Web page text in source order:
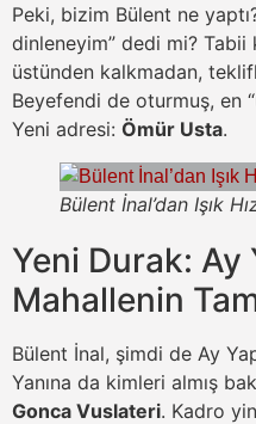
Peki, bizim Bülent ne
dinleneyim” dedi mi? Tabii
üstünden kalkmadan,
Beyefendi de oturmuş, en
Yeni adresi: Ömür Usta.
Bülent İnal’dan Işık
Yeni Durak: Ay
Mahallenin
Bülent İnal, şimdi de Ay
Yanına da kimleri almış
Gonca Vuslateri. Kadro